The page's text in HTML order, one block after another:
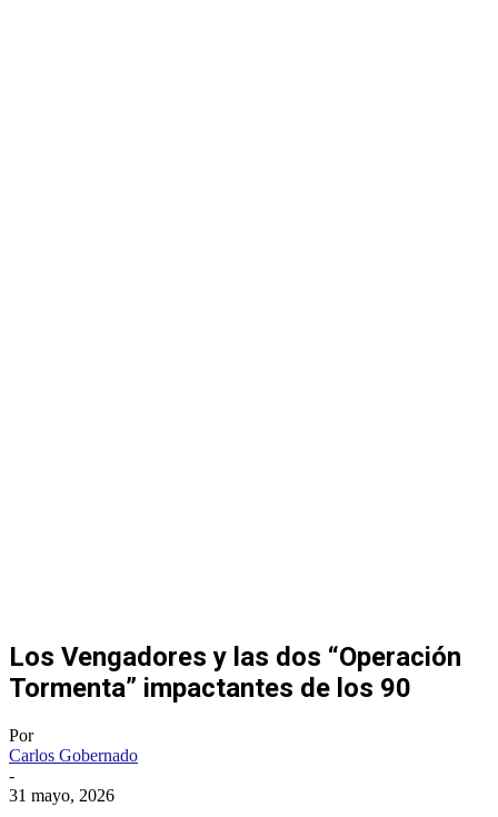
Los Vengadores y las dos “Operación
Tormenta” impactantes de los 90
Por
Carlos Gobernado
-
31 mayo, 2026